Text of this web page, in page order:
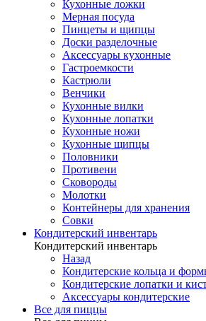
Кухонные ложки
Мерная посуда
Пинцеты и щипцы
Доски разделочные
Аксессуары кухонные
Гастроемкости
Кастрюли
Венчики
Кухонные вилки
Кухонные лопатки
Кухонные ножи
Кухонные щипцы
Половники
Противени
Сковороды
Молотки
Контейнеры для хранения
Совки
Кондитерский инвентарь
Кондитерский инвентарь
Назад
Кондитерские кольца и
Кондитерские лопатки и
Аксессуары кондитерские
Все для пиццы